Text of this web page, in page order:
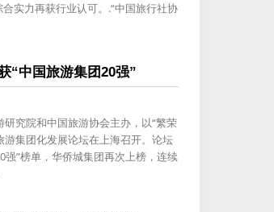
实力再获行业认可。.“中国旅行社协
“中国旅游集团20强”
究院和中国旅游协会主办，以“繁荣
游集团化发展论坛在上海召开。论坛
强”榜单，华侨城集团再次上榜，连续